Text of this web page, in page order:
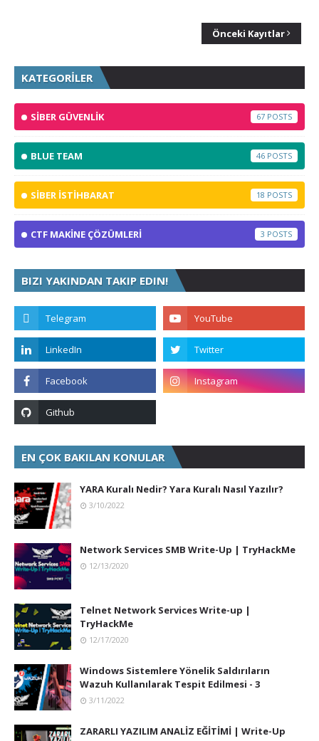
Önceki Kayıtlar
KATEGORİLER
SİBER GÜVENLİK 67
BLUE TEAM 46
SİBER İSTİHBARAT 18
CTF MAKİNE ÇÖZÜMLERİ 3
BIZI YAKINDAN TAKIP EDIN!
EN ÇOK BAKILAN KONULAR
YARA Kuralı Nedir? Yara Kuralı Nasıl Yazılır?
3/10/2022
Network Services SMB Write-Up | TryHackMe
12/13/2020
Telnet Network Services Write-up |
TryHackMe
12/17/2020
Windows Sistemlere Yönelik Saldırıların
Wazuh Kullanılarak Tespit Edilmesi - 3
3/11/2022
ZARARLI YAZILIM ANALİZ EĞİTİMİ | Write-Up